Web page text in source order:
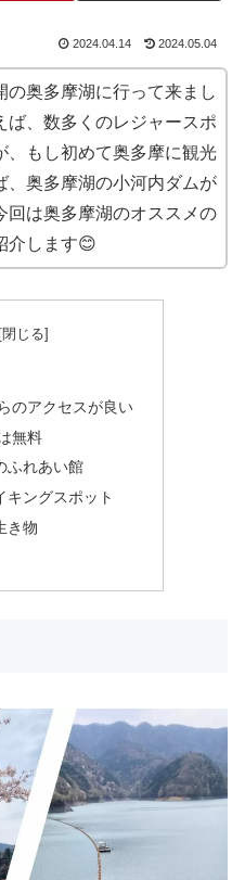
2024.04.14 2024.05.04
の奥多摩湖に行って来まし
ば、数多くのレジャースポ
、もし初めて奥多摩に観光
、奥多摩湖の小河内ダムが
回は奥多摩湖のオススメの
介します😊
のアクセスが良い
無料
ふれあい館
ングスポット
き物